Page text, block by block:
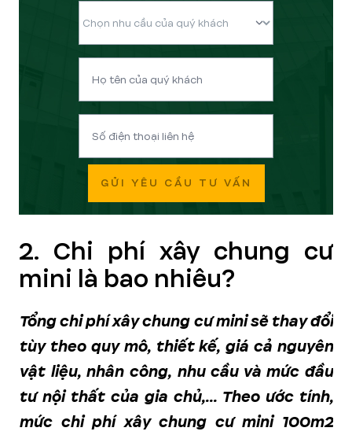
GỬI YÊU CẦU TƯ VẤN
2. Chi phí xây chung cư
mini là bao nhiêu?
Tổng chi phí xây chung cư mini sẽ thay đổi
tùy theo quy mô, thiết kế, giá cả nguyên
vật liệu, nhân công, nhu cầu và mức đầu
tư nội thất của gia chủ,... Theo ước tính,
mức chi phí xây chung cư mini 100m2